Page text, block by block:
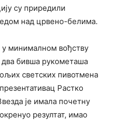
су приредили
над црвено-белима.
у минималном вођству
бивша рукометаша
светских пивотмена
Растко
је имала почетну
резултат, имао